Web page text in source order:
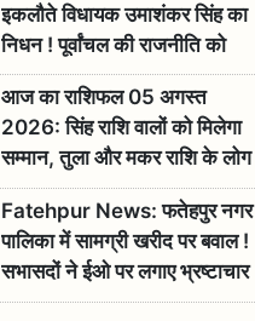
इकलौते विधायक उमाशंकर सिंह का
निधन ! पूर्वांचल की राजनीति को
बड़ा झटका, योगी ने जताया दुःख
आज का राशिफल 05 अगस्त
2026: सिंह राशि वालों को मिलेगा
सम्मान, तुला और मकर राशि के लोग
रहें सतर्क
Fatehpur News: फतेहपुर नगर
पालिका में सामग्री खरीद पर बवाल !
सभासदों ने ईओ पर लगाए भ्रष्टाचार
के गंभीर आरोप